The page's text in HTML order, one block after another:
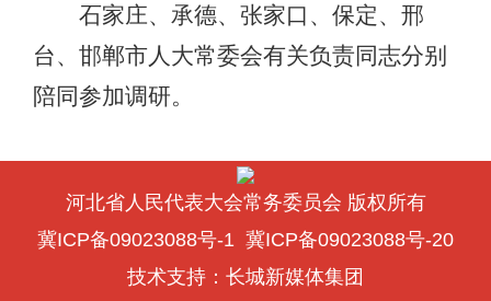
石家庄、承德、张家口、保定、邢
台、邯郸市人大常委会有关负责同志分别
陪同参加调研。
河北省人民代表大会常务委员会 版权所有
冀ICP备09023088号-1 冀ICP备09023088号-20
技术支持： 长城新媒体集团